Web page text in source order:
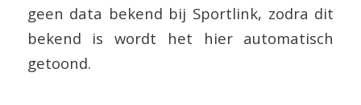
geen data bekend bij Sportlink, zodra dit
bekend is wordt het hier automatisch
getoond.